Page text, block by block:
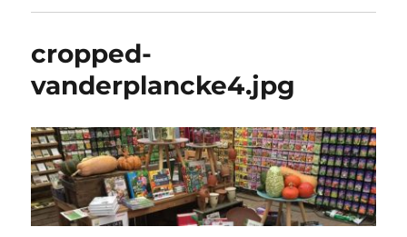
cropped-
vanderplancke4.jpg